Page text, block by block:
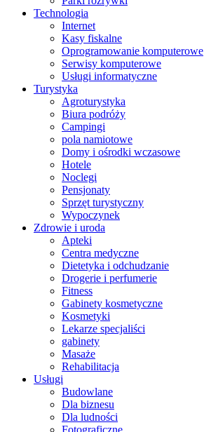
Technologia
Internet
Kasy fiskalne
Oprogramowanie komputerowe
Serwisy komputerowe
Usługi informatyczne
Turystyka
Agroturystyka
Biura podróży
Campingi
pola namiotowe
Domy i ośrodki wczasowe
Hotele
Noclegi
Pensjonaty
Sprzęt turystyczny
Wypoczynek
Zdrowie i uroda
Apteki
Centra medyczne
Dietetyka i odchudzanie
Drogerie i perfumerie
Fitness
Gabinety kosmetyczne
Kosmetyki
Lekarze specjaliści
gabinety
Masaże
Rehabilitacja
Usługi
Budowlane
Dla biznesu
Dla ludności
Fotograficzne